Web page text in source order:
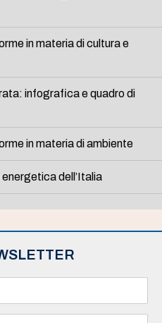
in materia di cultura e
infografica e quadro di
in materia di ambiente
dell’Italia